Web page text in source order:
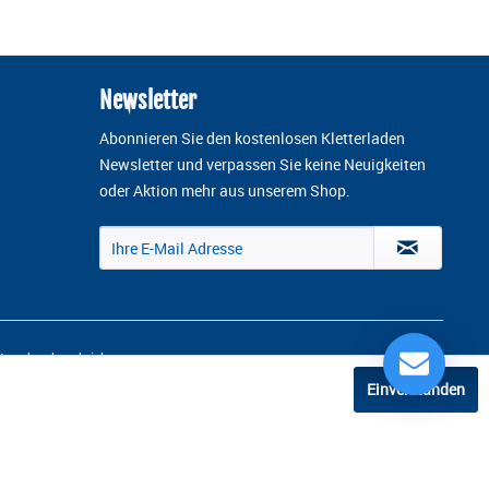
Newsletter
Abonnieren Sie den kostenlosen Kletterladen
Newsletter und verpassen Sie keine Neuigkeiten
oder Aktion mehr aus unserem Shop.
anders beschrieben
Einverstanden